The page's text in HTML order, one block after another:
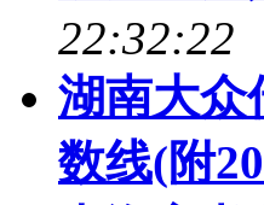
22:32:22
湖南大众
数线(附